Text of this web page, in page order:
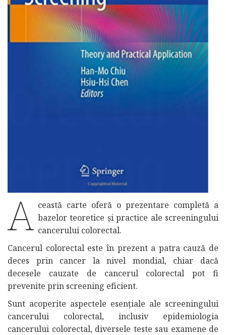
A ceastă carte oferă o prezentare completă a
bazelor teoretice și practice ale screeningului
cancerului colorectal.
Cancerul colorectal este în prezent a patra cauză de
deces prin cancer la nivel mondial, chiar dacă
decesele cauzate de cancerul colorectal pot fi
prevenite prin screening eficient.
Sunt acoperite aspectele esențiale ale screeningului
cancerului colorectal, inclusiv epidemiologia
cancerului colorectal, diversele teste sau examene de